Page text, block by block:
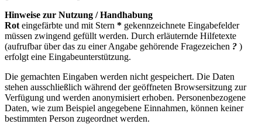
Hinweise zur Nutzung / Handhabung
Rot eingefärbte und mit Stern * gekennzeichnete Eingabefelder
müssen zwingend gefüllt werden. Durch erläuternde Hilfetexte
(aufrufbar über das zu einer Angabe gehörende Fragezeichen ? )
erfolgt eine Eingabeunterstützung.
Die gemachten Eingaben werden nicht gespeichert. Die Daten
stehen ausschließlich während der geöffneten Browsersitzung zur
Verfügung und werden anonymisiert erhoben. Personenbezogene
Daten, wie zum Beispiel angegebene Einnahmen, können keiner
bestimmten Person zugeordnet werden.